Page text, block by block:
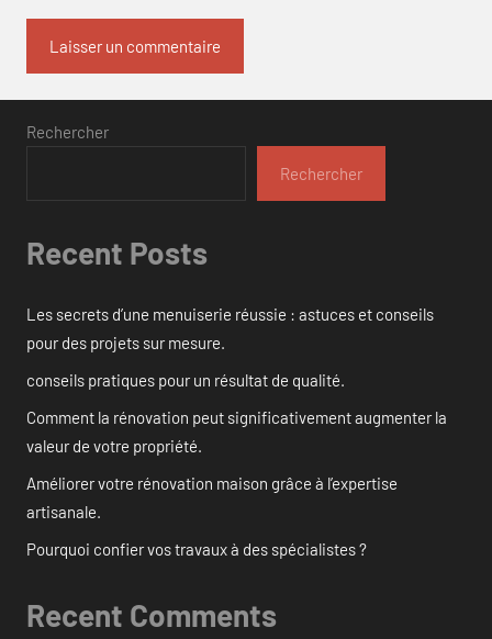
Rechercher
Rechercher
Recent Posts
Les secrets d’une menuiserie réussie : astuces et conseils
pour des projets sur mesure.
conseils pratiques pour un résultat de qualité.
Comment la rénovation peut significativement augmenter la
valeur de votre propriété.
Améliorer votre rénovation maison grâce à l’expertise
artisanale.
Pourquoi confier vos travaux à des spécialistes ?
Recent Comments